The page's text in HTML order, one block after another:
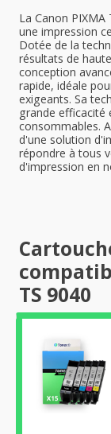
La Canon
une impression
Dotée de la
résultats de
conception
rapide, idéale
exigeants. Sa
grande efficacité
consommables.
d'une solution
répondre à tous
d'impression en
TS 9040